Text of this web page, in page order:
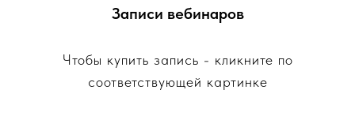
Записи вебинаров
Чтобы купить запись - кликните по
соответствующей картинке